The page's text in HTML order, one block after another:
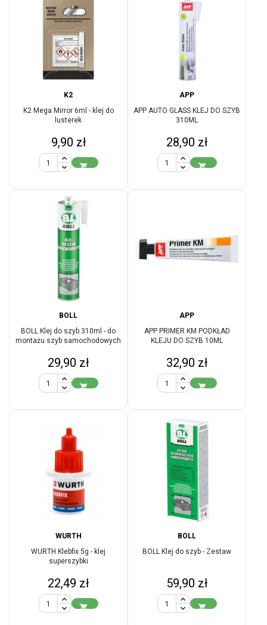
K2
K2 Mega Mirror 6ml - klej do
lusterek
Cena
9,90 zł

APP
APP AUTO GLASS KLEJ DO SZYB
310ML
Cena
28,90 zł

BOLL
BOLL Klej do szyb 310ml - do
montażu szyb samochodowych
Cena
29,90 zł

APP
APP PRIMER KM PODKŁAD
KLEJU DO SZYB 10ML
Cena
32,90 zł

WURTH
WURTH Klebfix 5g - klej
superszybki
Cena
22,49 zł

BOLL
BOLL Klej do szyb - Zestaw
Cena
59,90 zł
